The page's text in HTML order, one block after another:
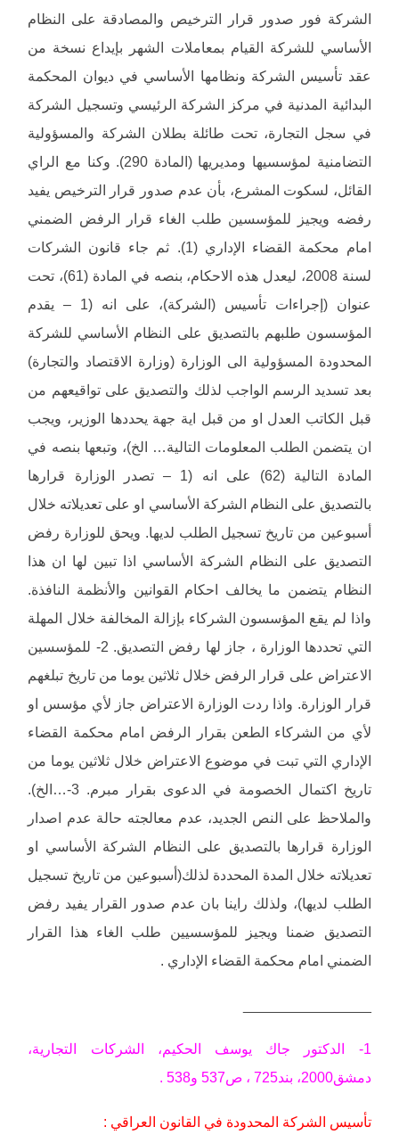
الشركة فور صدور قرار الترخيص والمصادقة على النظام
الأساسي للشركة القيام بمعاملات الشهر بإيداع نسخة من
عقد تأسيس الشركة ونظامها الأساسي في ديوان المحكمة
البدائية المدنية في مركز الشركة الرئيسي وتسجيل الشركة
في سجل التجارة، تحت طائلة بطلان الشركة والمسؤولية
التضامنية لمؤسسيها ومديريها (المادة 290). وكنا مع الراي
القائل، لسكوت المشرع، بأن عدم صدور قرار الترخيص يفيد
رفضه ويجيز للمؤسسين طلب الغاء قرار الرفض الضمني
امام محكمة القضاء الإداري (1). ثم جاء قانون الشركات
لسنة 2008، ليعدل هذه الاحكام، بنصه في المادة (61)، تحت
عنوان (إجراءات تأسيس (الشركة)، على انه (1 – يقدم
المؤسسون طلبهم بالتصديق على النظام الأساسي للشركة
المحدودة المسؤولية الى الوزارة (وزارة الاقتصاد والتجارة)
بعد تسديد الرسم الواجب لذلك والتصديق على تواقيعهم من
قبل الكاتب العدل او من قبل اية جهة يحددها الوزير، ويجب
ان يتضمن الطلب المعلومات التالية… الخ)، وتبعها بنصه في
المادة التالية (62) على انه (1 – تصدر الوزارة قرارها
بالتصديق على النظام الشركة الأساسي او على تعديلاته خلال
أسبوعين من تاريخ تسجيل الطلب لديها. ويحق للوزارة رفض
التصديق على النظام الشركة الأساسي اذا تبين لها ان هذا
النظام يتضمن ما يخالف احكام القوانين والأنظمة النافذة.
واذا لم يقع المؤسسون الشركاء بإزالة المخالفة خلال المهلة
التي تحددها الوزارة ، جاز لها رفض التصديق. 2- للمؤسسين
الاعتراض على قرار الرفض خلال ثلاثين يوما من تاريخ تبلغهم
قرار الوزارة. واذا ردت الوزارة الاعتراض جاز لأي مؤسس او
لأي من الشركاء الطعن بقرار الرفض امام محكمة القضاء
الإداري التي تبت في موضوع الاعتراض خلال ثلاثين يوما من
تاريخ اكتمال الخصومة في الدعوى بقرار مبرم. 3-…الخ).
والملاحظ على النص الجديد، عدم معالجته حالة عدم اصدار
الوزارة قرارها بالتصديق على النظام الشركة الأساسي او
تعديلاته خلال المدة المحددة لذلك(أسبوعين من تاريخ تسجيل
الطلب لديها)، ولذلك راينا بان عدم صدور القرار يفيد رفض
التصديق ضمنا ويجيز للمؤسسيين طلب الغاء هذا القرار
الضمني امام محكمة القضاء الإداري .
1- الدكتور جاك يوسف الحكيم، الشركات التجارية،
دمشق2000، بند725 ، ص537 و538 .
تأسيس الشركة المحدودة في القانون العراقي :